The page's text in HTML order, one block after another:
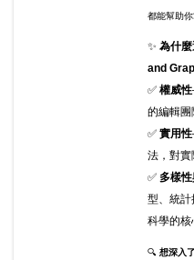
都能幫助
✨ 為什
and
✅ 權威性
的編輯團
✅ 實用性
法，對實
✅ 多樣
型、統計
科學的核
🔍 想深入